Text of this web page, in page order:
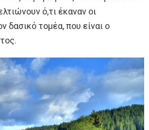
ό,τι έκαναν οι
δασικό τομέα, που είναι ο